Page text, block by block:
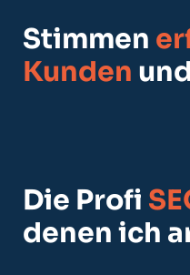
Stimmen
Kunden
Die Profi
denen ich